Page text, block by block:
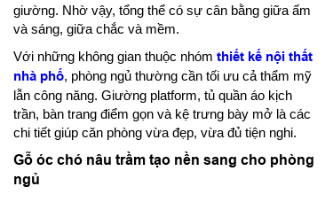
giường. Nhờ vậy, tổng thể có sự cân bằng giữa ấm
và sáng, giữa chắc và mềm.
Với những không gian thuộc nhóm thiết kế nội thất
nhà phố, phòng ngủ thường cần tối ưu cả thẩm mỹ
lẫn công năng. Giường platform, tủ quần áo kịch
trần, bàn trang điểm gọn và kệ trưng bày mở là các
chi tiết giúp căn phòng vừa đẹp, vừa đủ tiện nghi.
Gỗ óc chó nâu trầm tạo nền sang cho phòng
ngủ